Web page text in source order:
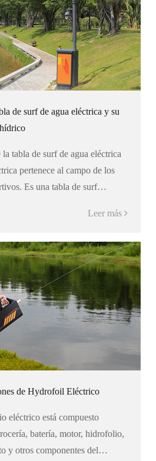
de surf de agua eléctrica y su
tabla de surf de agua eléctrica
pertenece al campo de los
Es una tabla de surf
Leer más
de Hydrofoil Eléctrico
eléctrico está compuesto
batería, motor, hidrofolio,
y otros componentes del